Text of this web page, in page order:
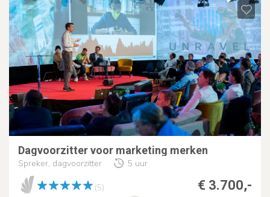
Dagvoorzitter voor marketing merken
Spreker, dagvoorzitter 5 uur
€ 3.700,-
(5)